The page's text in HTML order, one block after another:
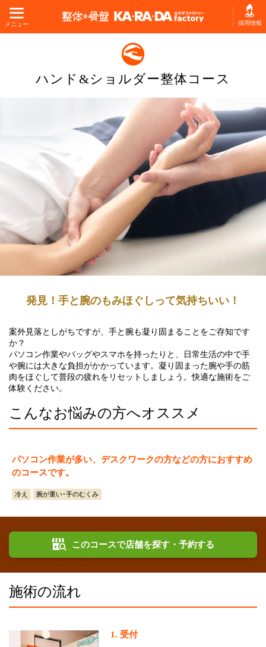
メニュー 採用情報
ハンド&ショルダー整体コース
発見！手と腕のもみほぐしって気持ちいい！
案外見落としがちですが、手と腕も凝り固まることをご存知です
か？
パソコン作業やバッグやスマホを持ったりと、日常生活の中で手
や腕には大きな負担がかかっています。凝り固まった腕や手の筋
肉をほぐして普段の疲れをリセットしましょう。快適な施術をご
体験ください。
こんなお悩みの方へオススメ
パソコン作業が多い、デスクワークの方などの方におすすめ
のコースです。
冷え 腕が重い･手のむくみ
このコースで店舗を探す・予約する
施術の流れ
1. 受付